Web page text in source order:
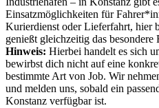
Einsatzmöglichkeiten für
Kurierdienst oder Lieferfahrt, hier
genießt gleichzeitig das besondere
Hinweis: Hierbei handelt es sich
bewirbst dich nicht auf eine
bestimmte Art von Job. Wir
und melden uns, sobald ein
Konstanz verfügbar ist.